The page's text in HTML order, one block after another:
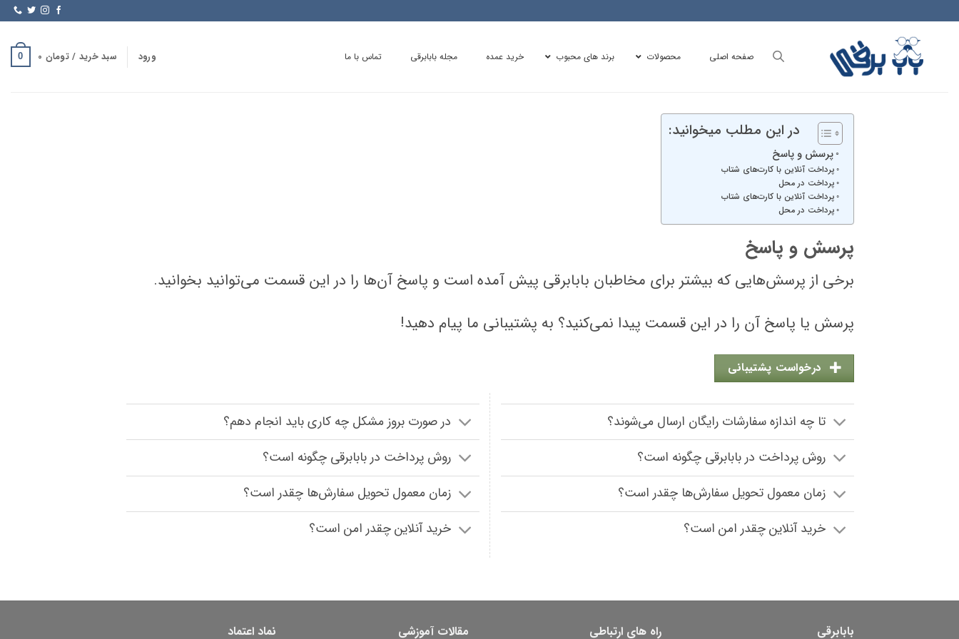
to
content
صفحه اصلی محصولات برند های محبوب خرید عمده مجله بابابرقی تماس با ما ورود سبد خرید /تومان 0
در این مطلب میخوانید:
پرسش و پاسخ
پرداخت آنلاین با کارت‌های شتاب
پرداخت در محل
پرداخت آنلاین با کارت‌های شتاب
پرداخت در محل
پرسش و پاسخ
برخی از پرسش‌هایی که بیشتر برای مخاطبان بابابرقی پیش آمده است و پاسخ آن‌ها را در این قسمت می‌توانید بخوانید.
پرسش یا پاسخ آن را در این قسمت پیدا نمی‌کنید؟ به پشتیبانی ما پیام دهید!
درخواست پشتیبانی
تا چه اندازه سفارشات رایگان ارسال می‌شوند؟
روش پرداخت در بابابرقی چگونه است؟
زمان معمول تحویل سفارش‌ها چقدر است؟
خرید آنلاین چقدر امن است؟
در صورت بروز مشکل چه کاری باید انجام دهم؟
روش پرداخت در بابابرقی چگونه است؟
زمان معمول تحویل سفارش‌ها چقدر است؟
خرید آنلاین چقدر امن است؟
بابابرقی راه های ارتباطی مقالات آموزشی نماد اعتماد